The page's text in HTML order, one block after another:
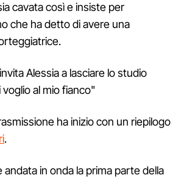
cavata così e insiste per
che ha detto di avere una
Alessia a lasciare lo studio
al mio fianco"
ha inizio con un riepilogo
.
andata in onda la prima parte della